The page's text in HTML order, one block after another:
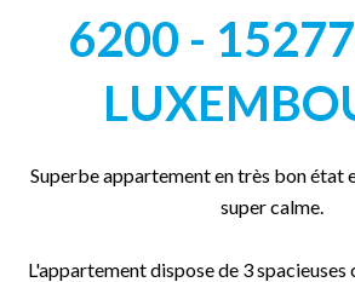
6200 -
Superbe appartement en très bon état
super calme.
L'appartement dispose de 3 spacieuses